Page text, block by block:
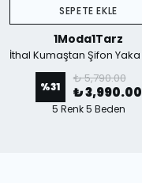
SEPETE EKLE
1Moda1Tarz
%31
₺ 5,790.00
₺ 3,990.00
5 Renk 5 Beden